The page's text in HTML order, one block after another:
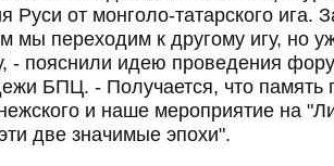
Руси от монголо-татарского ига.
мы переходим к другому игу, но
- пояснили идею проведения
БПЦ. - Получается, что память
и наше мероприятие на
две значимые эпохи".